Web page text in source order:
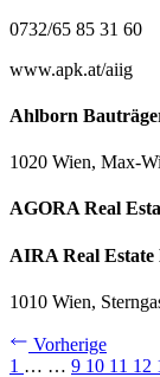
0732/65 85 31 60
www.apk.at/aiig
Ahlborn
1020 Wien, Max-
AGORA Real
AIRA Real Estate
1010 Wien,
Vorherige
1 … … 9 10 11 12